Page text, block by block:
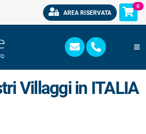
AREA RISERVATA
0
Villaggi in ITALIA